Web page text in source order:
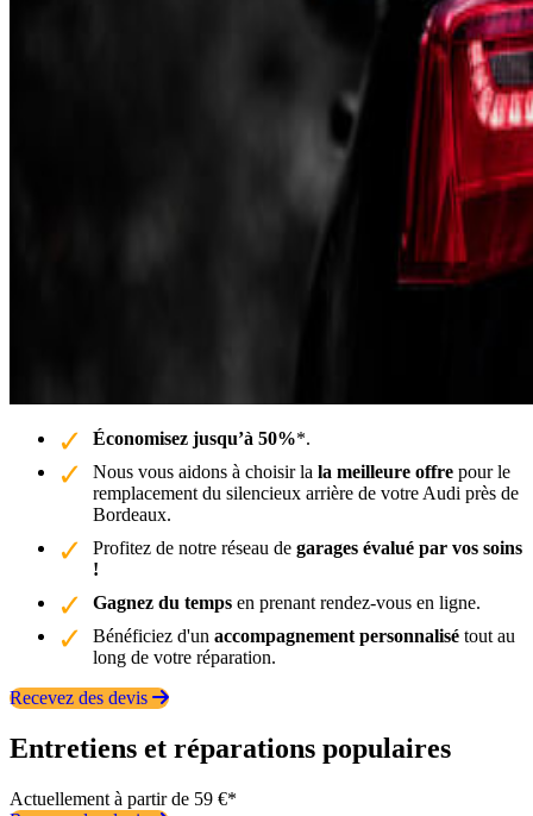
Économisez jusqu’à 50%*.
Nous vous aidons à choisir la la meilleure offre pour le
remplacement du silencieux arrière de votre Audi près de
Bordeaux.
Profitez de notre réseau de garages évalué par vos soins
!
Gagnez du temps en prenant rendez-vous en ligne.
Bénéficiez d'un accompagnement personnalisé tout au
long de votre réparation.
Recevez des devis
Entretiens et réparations populaires
Actuellement à partir de 59 €*